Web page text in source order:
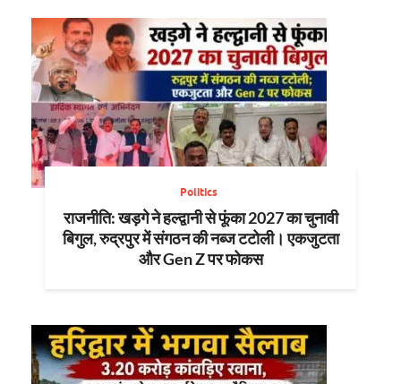
Politics
राजनीति: खड़गे ने हल्द्वानी से फूंका 2027 का चुनावी
बिगुल, रुद्रपुर में संगठन की नब्ज टटोली। एकजुटता
और Gen Z पर फोकस